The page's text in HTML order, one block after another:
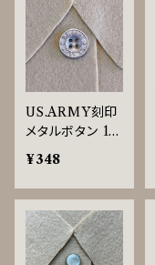
US.ARMY刻印
メタルボタン 18
mm マットシル
バー JDP-0015
¥348